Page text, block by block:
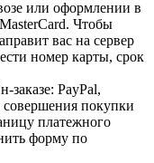
или оформлении в
Чтобы
вас на сервер
номер карты, срок
PayPal,
покупки
платежного
форму по